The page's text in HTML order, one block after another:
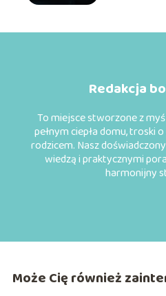
Redakcja
To miejsce stworzone z
pełnym ciepła domu, troski
rodzicem. Nasz
wiedzą i praktycznymi
harmonijny
Może Cię również